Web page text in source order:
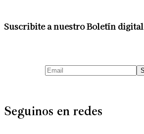
Suscribite a nuestro Boletín digital
Seguinos en redes